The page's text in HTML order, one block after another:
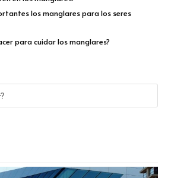
los manglares para los seres
para cuidar los manglares?